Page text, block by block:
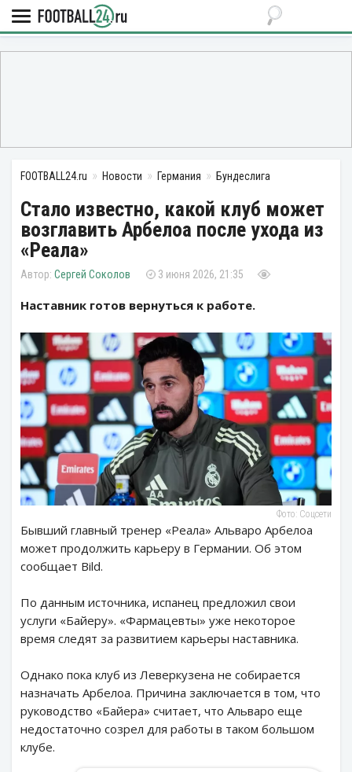
FOOTBALL24.ru Новости Германия Бундеслига
Стало известно, какой клуб может
возглавить Арбелоа после ухода из
«Реала»
Сергей Соколов 3 июня 2026, 21:35
Наставник готов вернуться к работе.
Фото: Соцсети
Бывший главный тренер «Реала» Альваро Арбелоа
может продолжить карьеру в Германии. Об этом
сообщает Bild.
По данным источника, испанец предложил свои
услуги «Байеру». «Фармацевты» уже некоторое
время следят за развитием карьеры наставника.
Однако пока клуб из Леверкузена не собирается
назначать Арбелоа. Причина заключается в том, что
руководство «Байера» считает, что Альваро еще
недостаточно созрел для работы в таком большом
клубе.